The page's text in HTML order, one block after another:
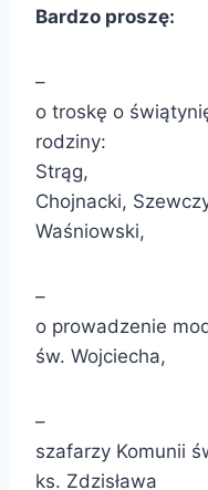
Bardzo proszę:
–
o troskę o
rodziny:
Strąg,
Chojnacki,
Waśniowski,
–
o prowadzenie
św. Wojciecha,
–
szafarzy Komunii
ks. Zdzisława